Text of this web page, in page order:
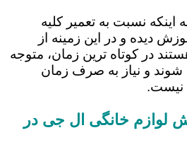
اینکه نسبت به تعمیر کلیه
دیده و در این زمینه از
در کوتاه ترین زمان، متوجه
و نیاز به صرف زمان
نیست.
خانگی ال جی در